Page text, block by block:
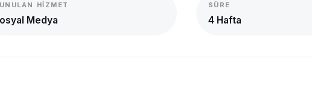
HIZMET
Medya
SÜRE
4 Hafta